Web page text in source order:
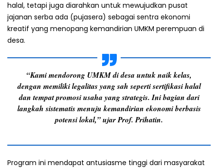
halal, tetapi juga diarahkan untuk mewujudkan pusat
jajanan serba ada (pujasera) sebagai sentra ekonomi
kreatif yang menopang kemandirian UMKM perempuan di
desa.
“Kami mendorong UMKM di desa untuk naik kelas,
dengan memiliki legalitas yang sah seperti sertifikasi halal
dan tempat promosi usaha yang strategis. Ini bagian dari
langkah sistematis menuju kemandirian ekonomi berbasis
potensi lokal,”ujar Prof. Prihatin.
Program ini mendapat antusiasme tinggi dari masyarakat